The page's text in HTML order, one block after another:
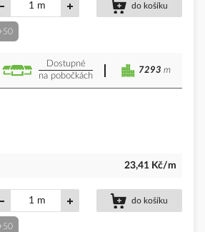
m do košíku
Dostupné
na pobočkách
7293 m
23,41 Kč/m
m do košíku